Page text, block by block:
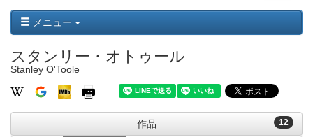
ン
メニュー
スタンリー・オトゥール
Stanley O'Toole
12
作品